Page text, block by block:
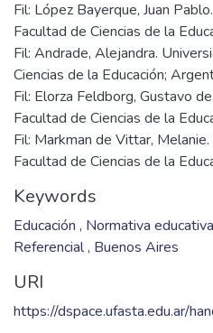
Fil: López Bayerque, Juan
Facultad de Ciencias de la
Fil: Andrade, Alejandra.
Ciencias de la Educación;
Fil: Elorza Feldborg, Gustavo
Facultad de Ciencias de la
Fil: Markman de Vittar,
Facultad de Ciencias de la
Keywords
Educación , Normativa educativa
Referencial, Buenos Aires
URI
https://dspace.ufasta.edu.ar/